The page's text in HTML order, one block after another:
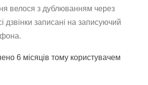
велося з дублюванням через
дзвінки записані на записуючий
6 місяців тому користувачем